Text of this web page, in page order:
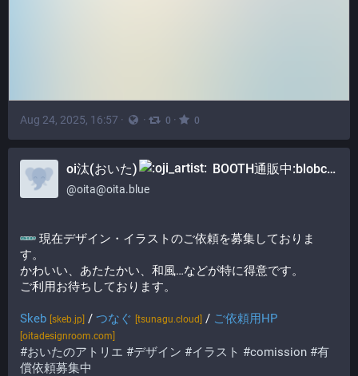
Aug 24, 2025, 16:57 · · 0 · 0
oi汰(おいた) BOOTH通販中:blobcat_cart:
@oita@oita.blue
現在デザイン・イラストのご依頼を募集しておりま
す。
かわいい、あたたかい、和風…などが特に得意です。
ご利用お待ちしております。
Skeb [skeb.jp] / つなぐ [tsunagu.cloud] / ご依頼用HP
[oitadesignroom.com]
#おいたのアトリエ #デザイン #イラスト #comission #有
償依頼募集中